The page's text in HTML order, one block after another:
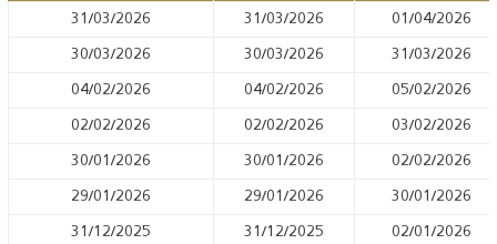
31/03/2026 31/03/2026 01/04/2026
30/03/2026 30/03/2026 31/03/2026
04/02/2026 04/02/2026 05/02/2026
02/02/2026 02/02/2026 03/02/2026
30/01/2026 30/01/2026 02/02/2026
29/01/2026 29/01/2026 30/01/2026
31/12/2025 31/12/2025 02/01/2026